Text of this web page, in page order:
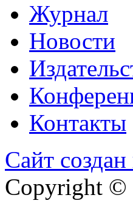
Журнал
Новости
Контакты
Сайт
Copyright ©